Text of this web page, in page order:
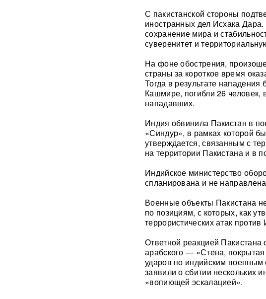
С пакистанской стороны
иностранных дел Исхака
сохранение мира и
суверенитет и
На фоне обострения,
страны за короткое время
Тогда в результате
Кашмире, погибли 26 человек,
нападавших.
Индия обвинила Пакистан в
«Синдур», в рамках которой
утверждается, связанным с
на территории Пакистана и в
Индийское министерство
спланирована и не
Военные объекты Пакистана
по позициям, с которых, как
террористических атак против
Ответной реакцией
арабского — «Стена,
ударов по индийским военным
заявили о сбитии нескольких
«вопиющей эскалацией».